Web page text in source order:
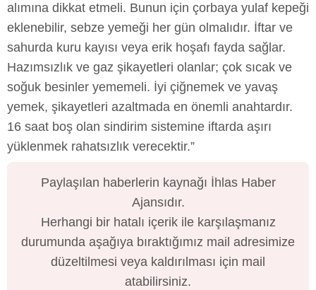
alımına dikkat etmeli. Bunun için çorbaya yulaf kepeği
eklenebilir, sebze yemeği her gün olmalıdır. İftar ve
sahurda kuru kayısı veya erik hoşafı fayda sağlar.
Hazımsızlık ve gaz şikayetleri olanlar; çok sıcak ve
soğuk besinler yememeli. İyi çiğnemek ve yavaş
yemek, şikayetleri azaltmada en önemli anahtardır.
16 saat boş olan sindirim sistemine iftarda aşırı
yüklenmek rahatsızlık verecektir.”
Paylaşılan haberlerin kaynağı İhlas Haber
Ajansıdır.
Herhangi bir hatalı içerik ile karşılaşmanız
durumunda aşağıya bıraktığımız mail adresimize
düzeltilmesi veya kaldırılması için mail
atabilirsiniz.